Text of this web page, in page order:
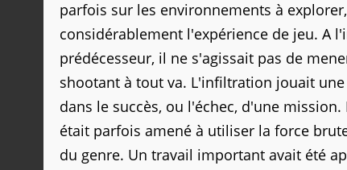
parfois sur les environnements à
considérablement l'expérience de jeu. A
prédécesseur, il ne s'agissait pas de
shootant à tout va. L'infiltration jouait
dans le succès, ou l'échec, d'une
était parfois amené à utiliser la force
du genre. Un travail important avait été